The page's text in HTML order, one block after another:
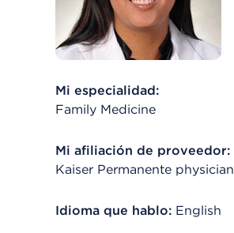
Mi especialidad:
Family Medicine
Mi afiliación de proveedor:
Kaiser Permanente physician
Idioma que hablo: English